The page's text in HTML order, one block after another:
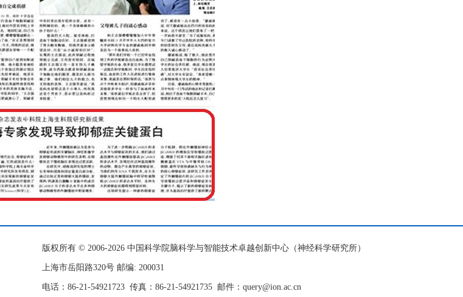
版权所有 © 2006-2026 中国科学院脑科学与智能技术卓越创新中心（神经科学研究所）
上海市岳阳路320号 邮编: 200031
电话：86-21-54921723 传真：86-21-54921735 邮件：query@ion.ac.cn